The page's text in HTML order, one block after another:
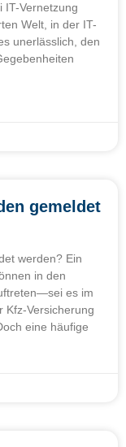
IT-Vernetzung
Welt, in der IT-
unerlässlich, den
gemeldet
werden? Ein
in den
es im
Kfz-Versicherung
eine häufige